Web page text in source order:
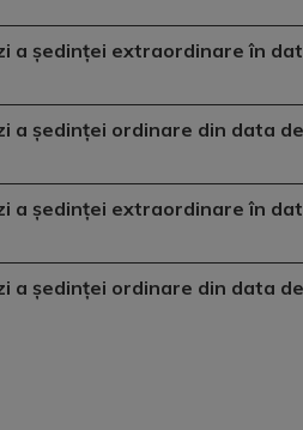
a ședinței extraordinare în
a ședinței ordinare din data
a ședinței extraordinare în
a ședinței ordinare din data